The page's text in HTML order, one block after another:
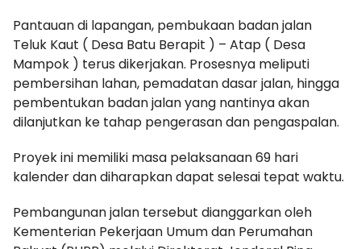
Pantauan di lapangan, pembukaan badan jalan
Teluk Kaut ( Desa Batu Berapit ) – Atap ( Desa
Mampok ) terus dikerjakan. Prosesnya meliputi
pembersihan lahan, pemadatan dasar jalan, hingga
pembentukan badan jalan yang nantinya akan
dilanjutkan ke tahap pengerasan dan pengaspalan.
Proyek ini memiliki masa pelaksanaan 69 hari
kalender dan diharapkan dapat selesai tepat waktu.
Pembangunan jalan tersebut dianggarkan oleh
Kementerian Pekerjaan Umum dan Perumahan